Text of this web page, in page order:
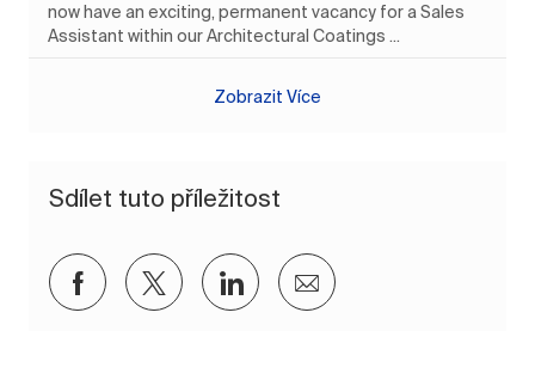
now have an exciting, permanent vacancy for a Sales
Assistant within our Architectural Coatings ...
Zobrazit Více
Sdílet tuto příležitost
Sdílet přes Facebook
Sdílet přes twitter
Sdílet přes LinkedIn
Sdílet e-mailem